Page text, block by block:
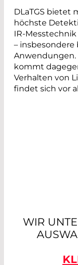
DLaTGS bietet
höchste
IR-
– insbesondere
kommt
Verhalten von
findet sich vor
WIR